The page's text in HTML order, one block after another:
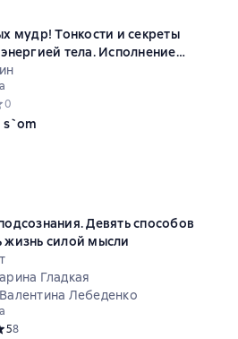
мудр! Тонкости и секреты
тела. Исполнение
успех
рейтинг 0 на основе 0 оценок
0
s`om
Девять способов
жизнь силой мысли
Гладкая
Лебеденко
рейтинг 5 на основе 8 оценок
58